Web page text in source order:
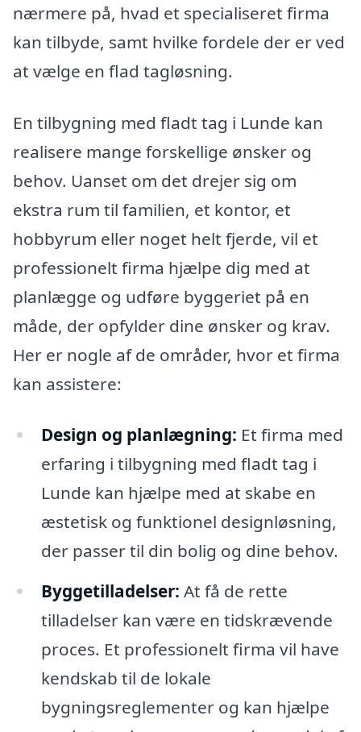
nærmere på, hvad et specialiseret firma
kan tilbyde, samt hvilke fordele der er ved
at vælge en flad tagløsning.
En tilbygning med fladt tag i Lunde kan
realisere mange forskellige ønsker og
behov. Uanset om det drejer sig om
ekstra rum til familien, et kontor, et
hobbyrum eller noget helt fjerde, vil et
professionelt firma hjælpe dig med at
planlægge og udføre byggeriet på en
måde, der opfylder dine ønsker og krav.
Her er nogle af de områder, hvor et firma
kan assistere:
Design og planlægning: Et firma med
erfaring i tilbygning med fladt tag i
Lunde kan hjælpe med at skabe en
æstetisk og funktionel designløsning,
der passer til din bolig og dine behov.
Byggetilladelser: At få de rette
tilladelser kan være en tidskrævende
proces. Et professionelt firma vil have
kendskab til de lokale
bygningsreglementer og kan hjælpe